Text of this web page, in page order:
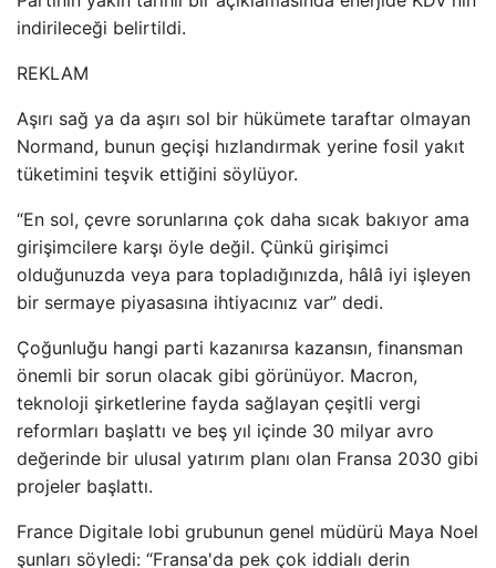
indirileceği belirtildi.
REKLAM
Aşırı sağ ya da aşırı sol bir hükümete taraftar olmayan
Normand, bunun geçişi hızlandırmak yerine fosil yakıt
tüketimini teşvik ettiğini söylüyor.
“En sol, çevre sorunlarına çok daha sıcak bakıyor ama
girişimcilere karşı öyle değil. Çünkü girişimci
olduğunuzda veya para topladığınızda, hâlâ iyi işleyen
bir sermaye piyasasına ihtiyacınız var” dedi.
Çoğunluğu hangi parti kazanırsa kazansın, finansman
önemli bir sorun olacak gibi görünüyor. Macron,
teknoloji şirketlerine fayda sağlayan çeşitli vergi
reformları başlattı ve beş yıl içinde 30 milyar avro
değerinde bir ulusal yatırım planı olan Fransa 2030 gibi
projeler başlattı.
France Digitale lobi grubunun genel müdürü Maya Noel
şunları söyledi: “Fransa'da pek çok iddialı derin